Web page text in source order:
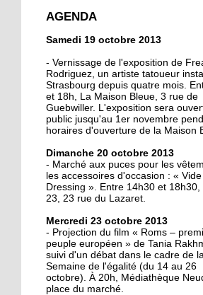
crée la surprise en Coupe
13 octobre 2013
Christian Wahl obtient la
baguette d'or 2013
11 octobre 2013
la tête de la grande
mosquée
11 octobre 2013
500 roses offertes aux
Neudorfois
11 octobre 2013
Les cycles éphémères
AGENDA
Samedi 19 octobre 2013
- Vernissage de l'exposition de
Rodriguez, un artiste tatoueur
Strasbourg depuis quatre mois.
et 18h, La Maison Bleue, 3 rue de
Guebwiller. L'exposition sera
public jusqu'au 1er novembre
horaires d'ouverture de la Maison
Dimanche 20 octobre 2013
- Marché aux puces pour les
les accessoires d'occasion : « Vide
Dressing ». Entre 14h30 et 18h30,
23, 23 rue du Lazaret.
Mercredi 23 octobre 2013
- Projection du film « Roms –
peuple européen » de Tania
suivi d'un débat dans le cadre de
Semaine de l'égalité (du 14 au 26
octobre). À 20h, Médiathèque
place du marché.